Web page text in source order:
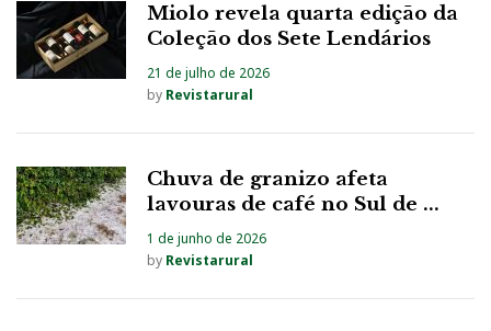
Miolo revela quarta edição da
Coleção dos Sete Lendários
21 de julho de 2026
by Revistarural
Chuva de granizo afeta
lavouras de café no Sul de ...
1 de junho de 2026
by Revistarural